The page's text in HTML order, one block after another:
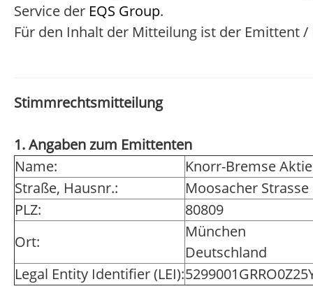
Service der EQS Group.
Für den Inhalt der Mitteilung ist der Emittent
Stimmrechtsmitteilung
1. Angaben zum Emittenten
Name:
Knorr-Bremse
Straße, Hausnr.:
Moosacher Strasse
PLZ:
80809
Ort:
München
Deutschland
Legal Entity Identifier (LEI):